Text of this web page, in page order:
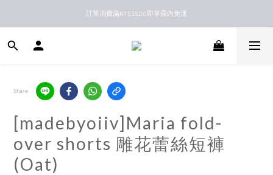
新馬港澳順豐到付配送
訂單消費滿NT$3500即享國內免運
新馬港澳順豐到付配送
Share
[madebyoiiv]Maria fold-
over shorts 雕花蕾絲短褲
(Oat)